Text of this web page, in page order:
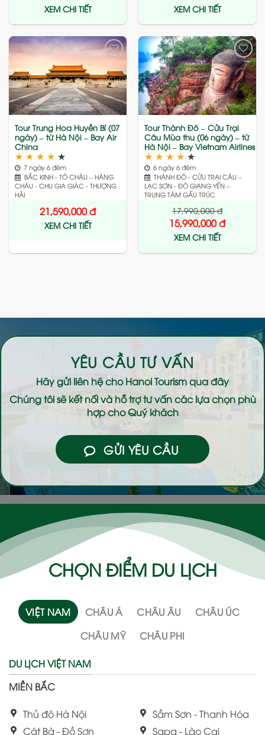
XEM CHI TIẾT XEM CHI TIẾT
to
wishlist
Tour Trung Hoa Huyền Bí (07
ngày) – từ Hà Nội – Bay Air
China
★ ★ ★ ★ ★
7 ngày 6 đêm
BẮC KINH - TÔ CHÂU – HÀNG
CHÂU - CHU GIA GIÁC - THƯỢNG
HẢI
21,590,000đ
XEM CHI TIẾT
Add
to
wishlist
Tour Thành Đô – Cửu Trại
Câu Mùa thu (06 ngày) – từ
Hà Nội – Bay Vietnam Airlines
★ ★ ★ ★ ★
6 ngày 6 đêm
THÀNH ĐÔ - CỬU TRẠI CÂU –
LẠC SƠN - ĐÔ GIANG YẾN –
TRUNG TÂM GẤU TRÚC
17,990,000đ
15,990,000đ
XEM CHI TIẾT
YÊU CẦU TƯ VẤN
Hãy gửi liên hệ choHanoi Tourismqua đây
Chúng tôi sẽ kết nối và hỗ trợ tư vấn các lựa chọn phù
hợp cho Quý khách
GỬI YÊU CẦU
CHỌN ĐIỂM DU LỊCH
VIỆT NAM CHÂU Á CHÂU ÂU
CHÂU ÚC
CHÂU MỸ
CHÂU PHI
DU LỊCH VIỆT NAM
MIỀN BẮC
Thủ đô Hà Nội
Cát Bà - Đồ Sơn
Sầm Sơn - Thanh Hóa
Sapa - Lào Cai